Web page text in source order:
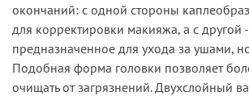
окончаний: с одной стороны
для корректировки макияжа, а с другой
предназначенное для ухода за ушами,
Подобная форма головки позволяет
очищать от загрязнений. Двухслойный